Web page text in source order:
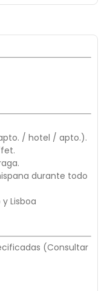
/ hotel / apto.).
durante todo
Lisboa
(Consultar